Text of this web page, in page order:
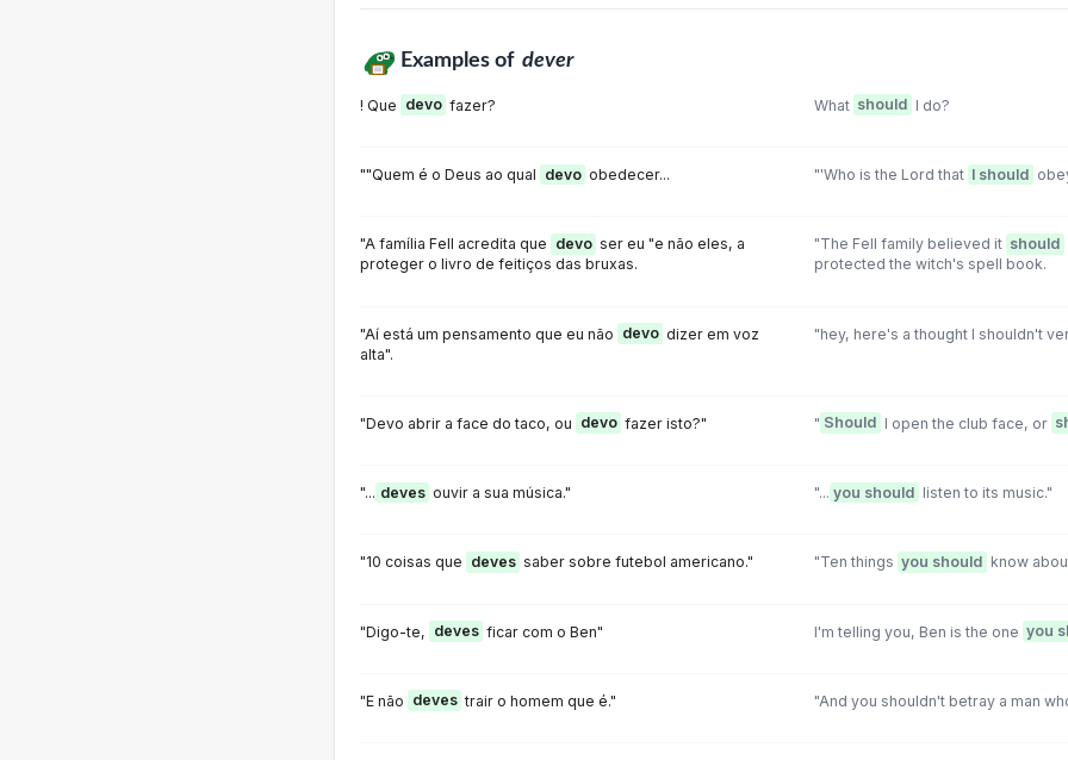
Examples of dever
! Que devo fazer? What should I do?
""Quem é o Deus ao qual devo obedecer... "'Who is the Lord that I should
"A família Fell acredita que devo ser eu "e não eles, a
proteger o livro de feitiços das bruxas.
"The Fell family believed it should
protected the witch's spell book.
"Aí está um pensamento que eu não devo dizer em voz
alta".
"hey, here's a thought I shouldn't
"Devo abrir a face do taco, ou devo fazer isto?" " Should I open the club face, or
"... deves ouvir a sua música." "... you should listen to its music."
"10 coisas que deves saber sobre futebol americano." "Ten things you should know
"Digo-te, deves ficar com o Ben" I'm telling you, Ben is the one you
"E não deves trair o homem que é." "And you shouldn't betray a man